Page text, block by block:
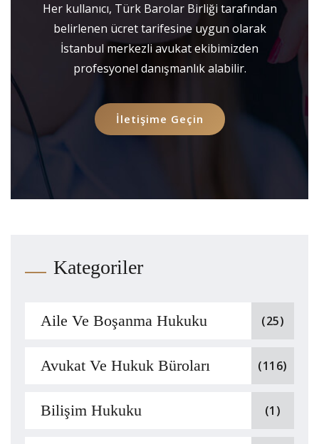
Her kullanıcı, Türk Barolar Birliği tarafından
belirlenen ücret tarifesine uygun olarak
İstanbul merkezli avukat ekibimizden
profesyonel danışmanlık alabilir.
İletişime Geçin
Kategoriler
Aile Ve Boşanma Hukuku (25)
Avukat Ve Hukuk Büroları (116)
Bilişim Hukuku (1)